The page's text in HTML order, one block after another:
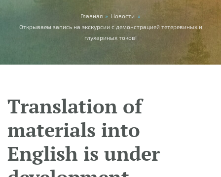
You are here
Главная » Новости »
Открываем запись на экскурсии с демонстрацией тетеревиных и
глухариных токов!
Translation of
materials into
English is under